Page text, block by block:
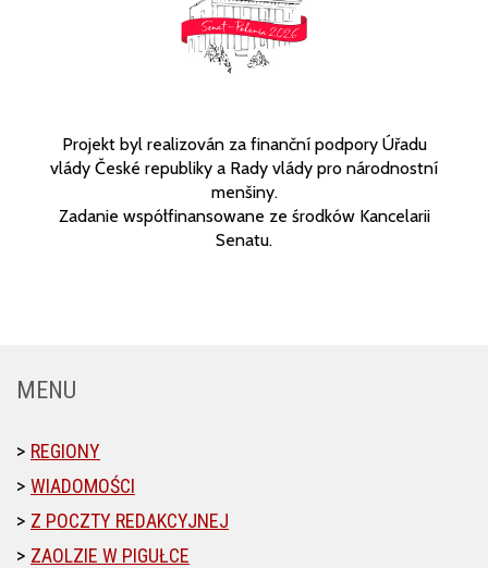
Projekt byl realizován za finanční podpory Úřadu
vlády České republiky a Rady vlády pro národnostní
menšiny.
Zadanie współfinansowane ze środków Kancelarii
Senatu.
MENU
REGIONY
WIADOMOŚCI
Z POCZTY REDAKCYJNEJ
ZAOLZIE W PIGUŁCE